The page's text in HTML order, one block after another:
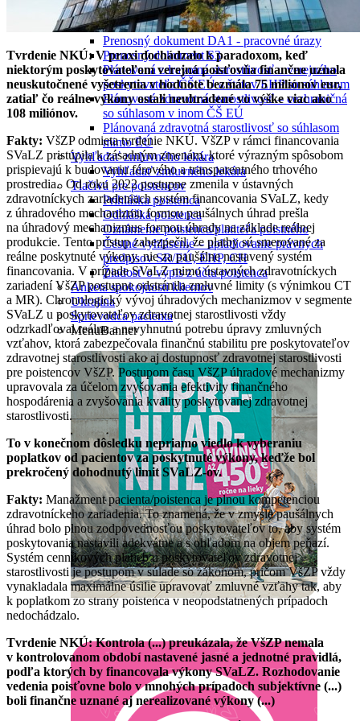
Európsky preukaz zdravotného poistenia
Plánovaná liečba v cudzine
Prenosný dokument DA1 - pracovné úrazy
Prenosný dokument S3
Plánovaná zdravotná starostlivosť u verejného
poskytovateľa ČŠ EÚ a štátov EHP so súhlasom
Plánovaná zdravotná starostlivosť – cezhraničná
so súhlasom v inom ČŠ EÚ
Plánovaná zdravotná starostlivosť so súhlasom
mimo EÚ
Vyhľadať zmluvného lekára
Vyhľadať zmluvného lekára
Tlačivá pre poistencov
Prihláška poistenca
Odhláška poistenca
Oznámenie poistenca/platiteľa poistného
Čestné vyhlásenie – uplatňovanie právnych
predpisov SR/EÚ, EHP, CH
Žiadosť o výpis z účtu poistenca
Anketa spokojnosti klientov
Ukrajina
Sprievodca pacienta
MenuBanner
Tvrdenie NKÚ: V praxi dochádzalo k paradoxom, keď
niektorým poskytovateľom verejná poisťovňa finančne uznala
neuskutočnené vyšetrenia v hodnote bezmála 75 miliónov eur,
zatiaľ čo reálne výkony ostali neuhradené vo výške viac ako
108 miliónov.
Fakty: VšZP odmieta tvrdenie NKÚ. VšZP v rámci financovania
SVaLZ pristúpila k zásadným zmenám, ktoré výrazným spôsobom
prispievajú k budovaniu férového a transparentného trhového
prostredia. Od roku 2022 postupne zmenila v ústavných
zdravotníckych zariadeniach systém financovania SVaLZ, kedy
z úhradového mechanizmu formou paušálnych úhrad prešla
na úhradový mechanizmus formou úhrady na základe reálnej
produkcie. Tento prístup zabezpečil, že platby sú smerované za
reálne poskytnuté výkony, nie za paušálne nastavený systém
financovania. V prípade SVaLZ mimo ústavných zdravotníckych
zariadení VšZP postupne odstránila zmluvné limity (s výnimkou CT
a MR). Chronologický vývoj úhradových mechanizmov v segmente
SVaLZ u poskytovateľov zdravotnej starostlivosti vždy
odzrkadľoval reálnu a nevyhnutnú potrebu úpravy zmluvných
vzťahov, ktorá zabezpečovala finančnú stabilitu pre poskytovateľov
zdravotnej starostlivosti ako aj dostupnosť zdravotnej starostlivosti
pre poistencov VšZP. Postupom času VšZP úhradové mechanizmy
upravovala za účelom zvyšovania efektivity finančného
hospodárenia a zvyšovania kvality poskytovanej zdravotnej
starostlivosti.
To v konečnom dôsledku nepriamo viedlo k vyberaniu
poplatkov od pacientov za poskytnuté výkony, keďže bol
prekročený dohodnutý limit SVaLZ-ov.
Fakty: Manažment pacienta/poistenca je plnou kompetenciou
zdravotníckeho zariadenia. To znamená, že v zmysle paušálnych
úhrad bolo plnou zodpovednosťou poskytovateľov to, aby systém
poskytovania nastavili adekvátne a s ohľadom na objem peňazí.
Systém cenníkových platieb u poskytovateľov zdravotnej
starostlivosti je postupom v súlade so zákonom, pričom VšZP vždy
vynakladala maximálne úsilie upravovať zmluvné vzťahy tak, aby
k poplatkom zo strany poistenca v neopodstatnených prípadoch
nedochádzalo.
Tvrdenie NKÚ: Kontrola (...) preukázala, že VšZP nemala
v kontrolovanom období nastavené jasné a jednotné pravidlá,
podľa ktorých by financovala výkony SVaLZ. Rozhodovanie
vedenia poisťovne bolo v mnohých prípadoch subjektívne (...)
boli finančne uznané aj nerealizované výkony (...)